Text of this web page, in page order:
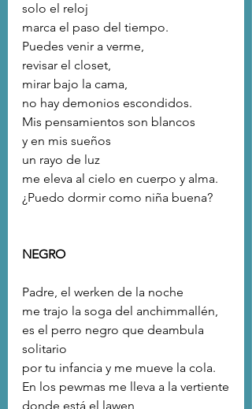
solo el reloj
marca el paso del tiempo.
Puedes venir a verme,
revisar el closet,
mirar bajo la cama,
no hay demonios escondidos.
Mis pensamientos son blancos
y en mis sueños
un rayo de luz
me eleva al cielo en cuerpo y alma.
¿Puedo dormir como niña buena?
NEGRO
Padre, el werken de la noche
me trajo la soga del anchimmallén,
es el perro negro que deambula
solitario
por tu infancia y me mueve la cola.
En los pewmas me lleva a la vertiente
donde está el lawen